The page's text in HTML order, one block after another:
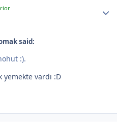
said:
:).
vardı :D